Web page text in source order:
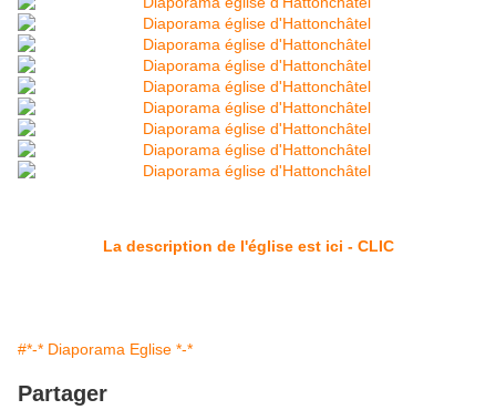
La description de l'église est ici - CLIC
#*-* Diaporama Eglise *-*
Partager